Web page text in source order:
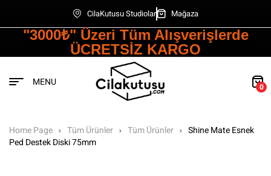
CilaKutusu Studiolar Mağaza
"3000₺" Üzeri Tüm Alışverişlerde
ÜCRETSİZ KARGO
MENU 0
Home Page Tüm Ürünler Tüm Ürünler
Shine Mate Esnek
Ped Destek Diski 75mm